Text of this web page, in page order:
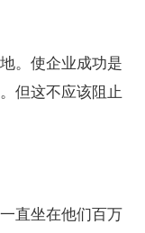
。使企业成功是
但这不应该阻止
直坐在他们百万